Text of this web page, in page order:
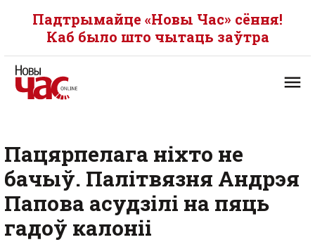
Падтрымайце «Новы Час» сёння!
Каб было што чытаць заўтра
Пацярпелага ніхто не
бачыў. Палітвязня Андрэя
Папова асудзілі на пяць
гадоў калоніі